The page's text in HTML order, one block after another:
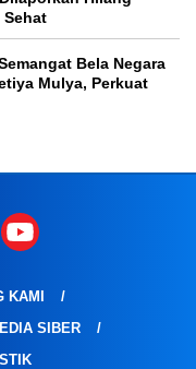
Sehat
Bela Negara
Mulya, Perkuat
KAMI
SIBER